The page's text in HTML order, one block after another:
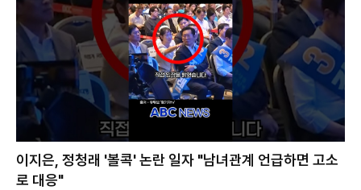
이지은, 정청래 '볼콕' 논란 일자 "남녀관계 언급하면 고소
로 대응"